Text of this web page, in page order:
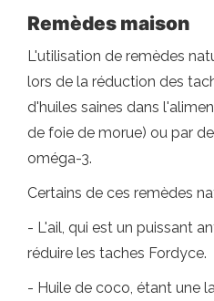
Remèdes maison
L'utilisation de remèdes
lors de la réduction des
d'huiles saines dans
de foie de morue) ou par
oméga-3.
Certains de ces remèdes
- L'ail, qui est un puissant
réduire les taches Fordyce.
- Huile de coco, étant une